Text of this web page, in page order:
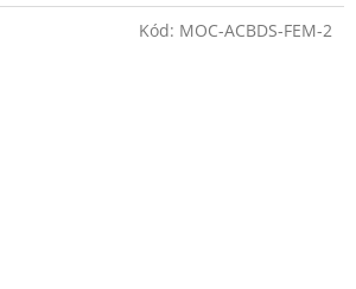
Kód: MOC-ACBDS-FEM-2